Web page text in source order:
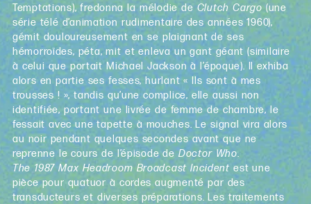
Temptations), fredonna la mélodie de Clutch Cargo (une
série télé d’animation rudimentaire des années 1960),
gémit douloureusement en se plaignant de ses
hémorroïdes, péta, mit et enleva un gant géant (similaire
à celui que portait Michael Jackson à l’époque). Il exhiba
alors en partie ses fesses, hurlant « Ils sont à mes
trousses ! », tandis qu’une complice, elle aussi non
identifiée, portant une livrée de femme de chambre, le
fessait avec une tapette à mouches. Le signal vira alors
au noir pendant quelques secondes avant que ne
reprenne le cours de l’épisode deDoctor Who.
The 1987 Max Headroom Broadcast Incident est une
pièce pour quatuor à cordes augmenté par des
transducteurs et diverses préparations. Les traitements